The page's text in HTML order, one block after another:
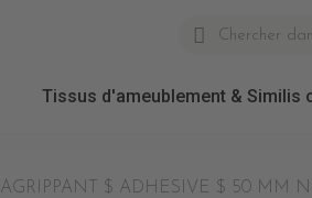
Tissus d'ameublement & Similis
AGRIPPANT $ ADHESIVE $ 50 MM